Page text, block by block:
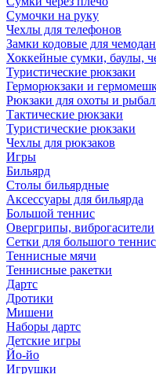
Сумочки на руку
Чехлы для телефонов
Замки кодовые для
Хоккейные сумки, баулы,
Туристические рюкзаки
Герморюкзаки и
Рюкзаки для охоты и
Тактические рюкзаки
Туристические рюкзаки
Чехлы для рюкзаков
Игры
Бильярд
Столы бильярдные
Аксессуары для бильярда
Большой теннис
Овергрипы, виброгасители
Сетки для большого
Теннисные мячи
Теннисные ракетки
Дартс
Дротики
Мишени
Наборы дартс
Детские игры
Йо-йо
Игрушки